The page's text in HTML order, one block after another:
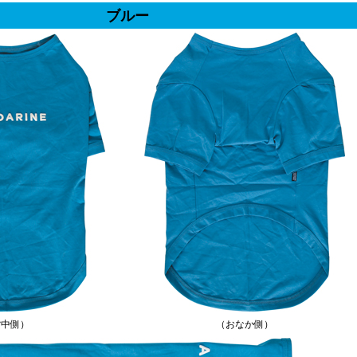
ブルー
側） （おなか側）